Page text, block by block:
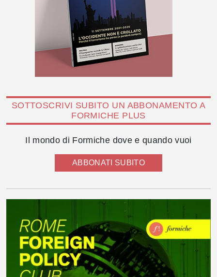
SOTTOSCRIVI SUBITO UN ABBONAMENTO A
FORMICHE PLUS
Il mondo di Formiche dove e quando vuoi
ABBONATI SUBITO